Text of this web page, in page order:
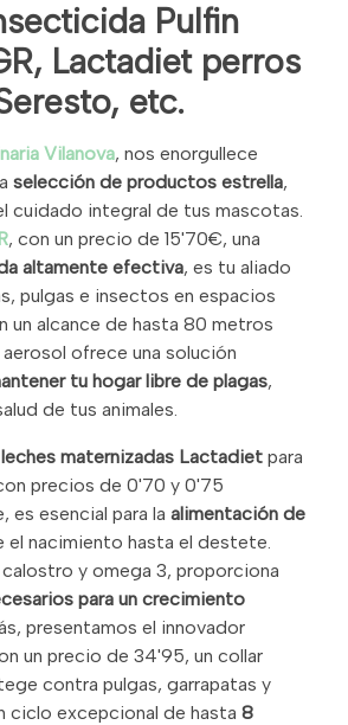
Pulfin
Lactadiet perros
etc.
Vilanova, nos enorgullece
selección de productos estrella,
cuidado integral de tus mascotas.
, con un precio de 15'70€, una
altamente efectiva, es tu aliado
pulgas e insectos en espacios
un alcance de hasta 80 metros
ofrece una solución
tu hogar libre de plagas,
de tus animales.
leches maternizadas Lactadiet para
precios de 0'70 y 0'75
es esencial para la alimentación de
el nacimiento hasta el destete.
y omega 3, proporciona
para un crecimiento
presentamos el innovador
un precio de 34'95, un collar
contra pulgas, garrapatas y
ciclo excepcional de hasta 8